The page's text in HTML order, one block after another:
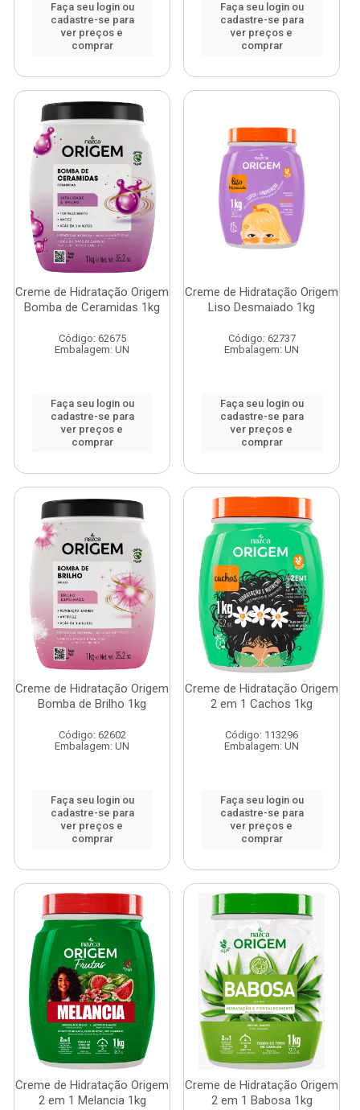
Faça seu login ou
cadastre-se para
ver preços e
comprar
Faça seu login ou
cadastre-se para
ver preços e
comprar
Creme de Hidratação Origem
Bomba de Ceramidas 1kg
Código: 62675
Embalagem: UN
Faça seu login ou
cadastre-se para
ver preços e
comprar
Creme de Hidratação Origem
Liso Desmaiado 1kg
Código: 62737
Embalagem: UN
Faça seu login ou
cadastre-se para
ver preços e
comprar
Creme de Hidratação Origem
Bomba de Brilho 1kg
Código: 62602
Embalagem: UN
Faça seu login ou
cadastre-se para
ver preços e
comprar
Creme de Hidratação Origem
2 em 1 Cachos 1kg
Código: 113296
Embalagem: UN
Faça seu login ou
cadastre-se para
ver preços e
comprar
Creme de Hidratação Origem
2 em 1 Melancia 1kg
Creme de Hidratação Origem
2 em 1 Babosa 1kg